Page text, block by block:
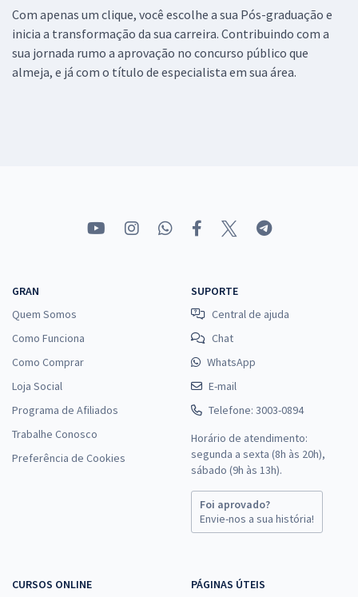
Com apenas um clique, você escolhe a sua Pós-graduação e
inicia a transformação da sua carreira. Contribuindo com a
sua jornada rumo a aprovação no concurso público que
almeja, e já com o título de especialista em sua área.
GRAN
Quem Somos
Como Funciona
Como Comprar
Loja Social
Programa de Afiliados
Trabalhe Conosco
Preferência de Cookies
SUPORTE
Central de ajuda
Chat
WhatsApp
E-mail
Telefone: 3003-0894
Horário de atendimento:
segunda a sexta (8h às 20h),
sábado (9h às 13h).
Foi aprovado?
Envie-nos a sua história!
CURSOS ONLINE PÁGINAS ÚTEIS